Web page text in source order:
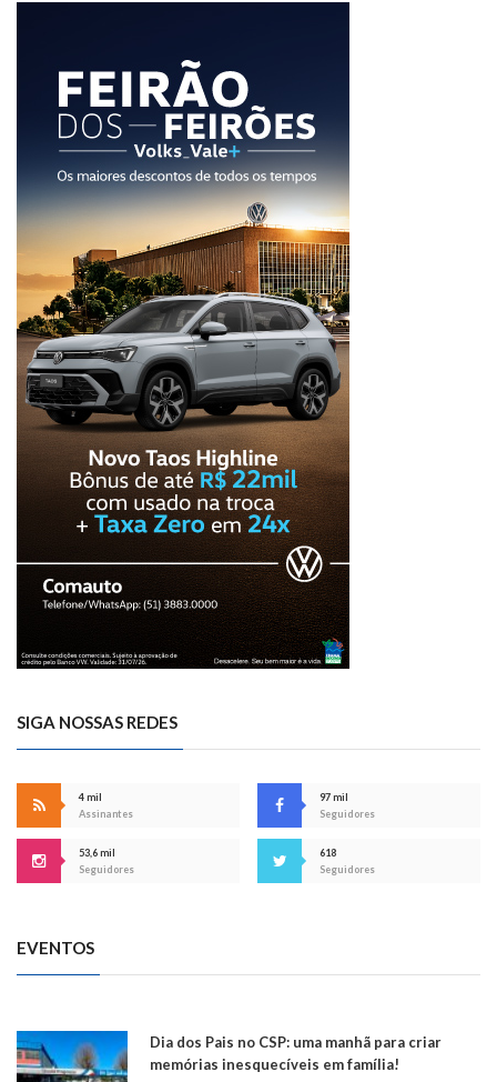
SIGA NOSSAS REDES
4 mil
Assinantes
97 mil
Seguidores
53,6 mil
Seguidores
618
Seguidores
EVENTOS
Dia dos Pais no CSP: uma manhã para criar
memórias inesquecíveis em família!